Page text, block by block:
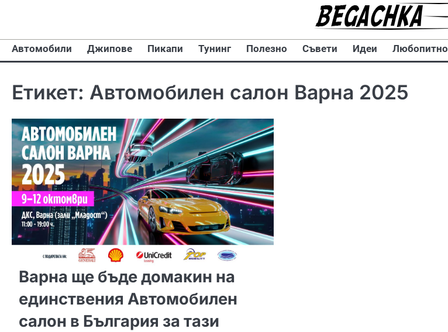
Автомобили Джипове Пикапи Тунинг Полезно Съвети Идеи Любопитно
Етикет: Автомобилен салон Варна 2025
Варна ще бъде домакин на
единствения Автомобилен
салон в България за тази